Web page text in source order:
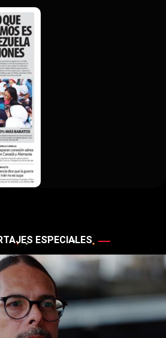
ESPECIALES